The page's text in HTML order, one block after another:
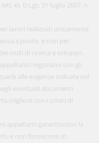
e), D.Lgs. 31 luglio 2007, n.
lavori realizzati unicamente
a punto, e non per
costi di ricerca e sviluppo.
negoziano con gli
alle esigenze indicate nel
eventuali documenti
migliore con i criteri di
appaltanti garantiscono la
e non forniscono in